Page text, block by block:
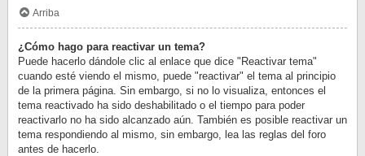
Arriba
¿Cómo hago para reactivar un tema?
Puede hacerlo dándole clic al enlace que dice "Reactivar tema"
cuando esté viendo el mismo, puede "reactivar" el tema al principio
de la primera página. Sin embargo, si no lo visualiza, entonces el
tema reactivado ha sido deshabilitado o el tiempo para poder
reactivarlo no ha sido alcanzado aún. También es posible reactivar un
tema respondiendo al mismo, sin embargo, lea las reglas del foro
antes de hacerlo.